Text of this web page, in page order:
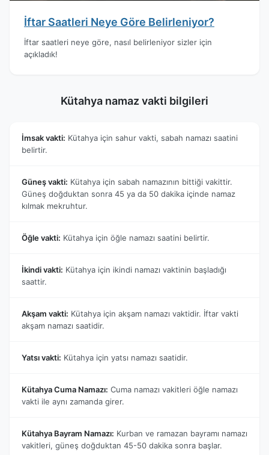
İftar Saatleri Neye Göre Belirleniyor?
İftar saatleri neye göre, nasıl belirleniyor sizler için
açıkladık!
Kütahya namaz vakti bilgileri
İmsak vakti: Kütahya için sahur vakti, sabah namazı saatini
belirtir.
Güneş vakti: Kütahya için sabah namazının bittiği vakittir.
Güneş doğduktan sonra 45 ya da 50 dakika içinde namaz
kılmak mekruhtur.
Öğle vakti: Kütahya için öğle namazı saatini belirtir.
İkindi vakti: Kütahya için ikindi namazı vaktinin başladığı
saattir.
Akşam vakti: Kütahya için akşam namazı vaktidir. İftar vakti
akşam namazı saatidir.
Yatsı vakti: Kütahya için yatsı namazı saatidir.
Kütahya Cuma Namazı: Cuma namazı vakitleri öğle namazı
vakti ile aynı zamanda girer.
Kütahya Bayram Namazı: Kurban ve ramazan bayramı namazı
vakitleri, güneş doğduktan 45-50 dakika sonra başlar.